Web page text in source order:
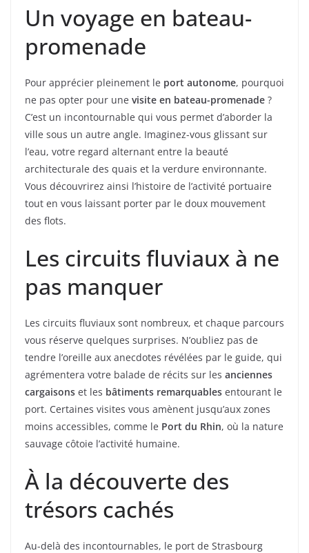
Un voyage en bateau-
promenade
Pour apprécier pleinement le port autonome, pourquoi
ne pas opter pour une visite en bateau-promenade ?
C’est un incontournable qui vous permet d’aborder la
ville sous un autre angle. Imaginez-vous glissant sur
l’eau, votre regard alternant entre la beauté
architecturale des quais et la verdure environnante.
Vous découvrirez ainsi l’histoire de l’activité portuaire
tout en vous laissant porter par le doux mouvement
des flots.
Les circuits fluviaux à ne
pas manquer
Les circuits fluviaux sont nombreux, et chaque parcours
vous réserve quelques surprises. N’oubliez pas de
tendre l’oreille aux anecdotes révélées par le guide, qui
agrémentera votre balade de récits sur les anciennes
cargaisons et les bâtiments remarquables entourant le
port. Certaines visites vous amènent jusqu’aux zones
moins accessibles, comme le Port du Rhin, où la nature
sauvage côtoie l’activité humaine.
À la découverte des
trésors cachés
Au-delà des incontournables, le port de Strasbourg